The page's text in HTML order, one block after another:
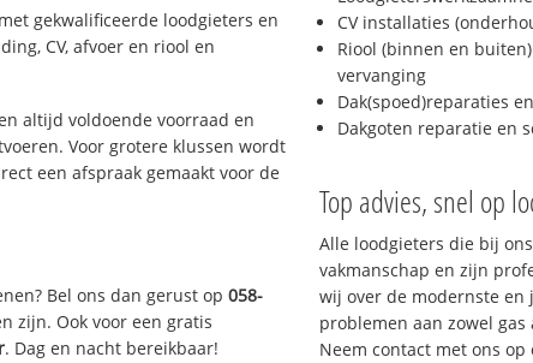
gekwalificeerde loodgieters en
CV, afvoer en riool en
altijd voldoende voorraad en
Voor grotere klussen wordt
een afspraak gemaakt voor de
Bel ons dan gerust op058-
zijn. Ook voor een gratis
. Dag en nacht bereikbaar!
CV installaties
Riool (binnen en
vervanging
Dak(spoed)reparaties
Dakgoten reparatie en
Top advies, snel op
Alle loodgieters die bij
vakmanschap en zijn
wij over de modernste
problemen aan zowel
Neem contact met ons